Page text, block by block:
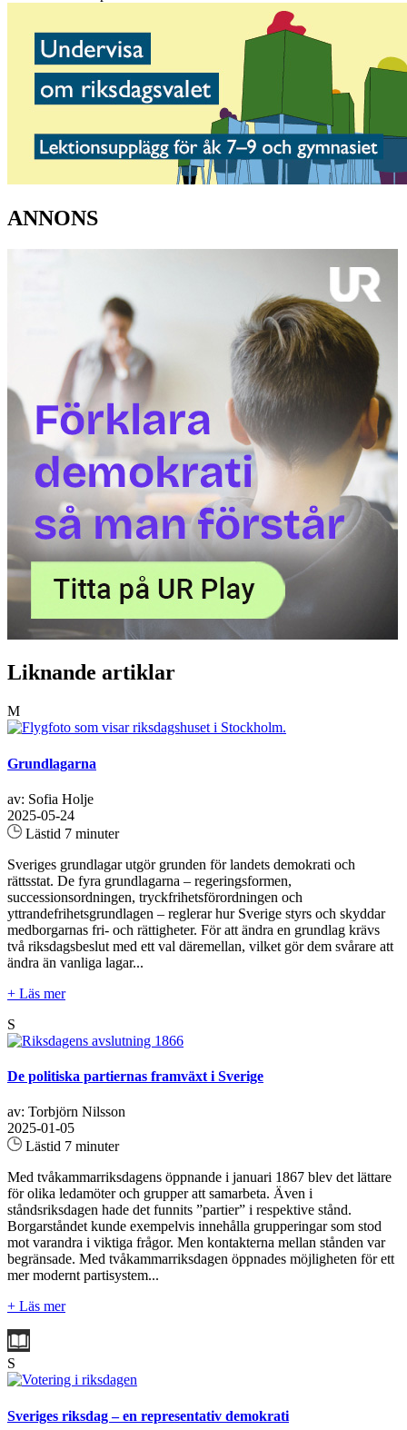
ANNONS
Liknande artiklar
M
Grundlagarna
av: Sofia Holje
2025-05-24
Lästid 7 minuter
Sveriges grundlagar utgör grunden för landets demokrati och
rättsstat. De fyra grundlagarna – regeringsformen,
successionsordningen, tryckfrihetsförordningen och
yttrandefrihetsgrundlagen – reglerar hur Sverige styrs och skyddar
medborgarnas fri- och rättigheter. För att ändra en grundlag krävs
två riksdagsbeslut med ett val däremellan, vilket gör dem svårare att
ändra än vanliga lagar...
+ Läs mer
S
De politiska partiernas framväxt i Sverige
av: Torbjörn Nilsson
2025-01-05
Lästid 7 minuter
Med tvåkammarriksdagens öppnande i januari 1867 blev det lättare
för olika ledamöter och grupper att samarbeta. Även i
ståndsriksdagen hade det funnits ”partier” i respektive stånd.
Borgarståndet kunde exempelvis innehålla grupperingar som stod
mot varandra i viktiga frågor. Men kontakterna mellan stånden var
begränsade. Med tvåkammarriksdagen öppnades möjligheten för ett
mer modernt partisystem...
+ Läs mer
S
Sveriges riksdag – en representativ demokrati